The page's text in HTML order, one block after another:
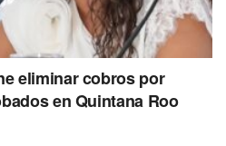
eliminar cobros por
en Quintana Roo